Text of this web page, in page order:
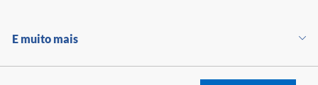
E muito mais